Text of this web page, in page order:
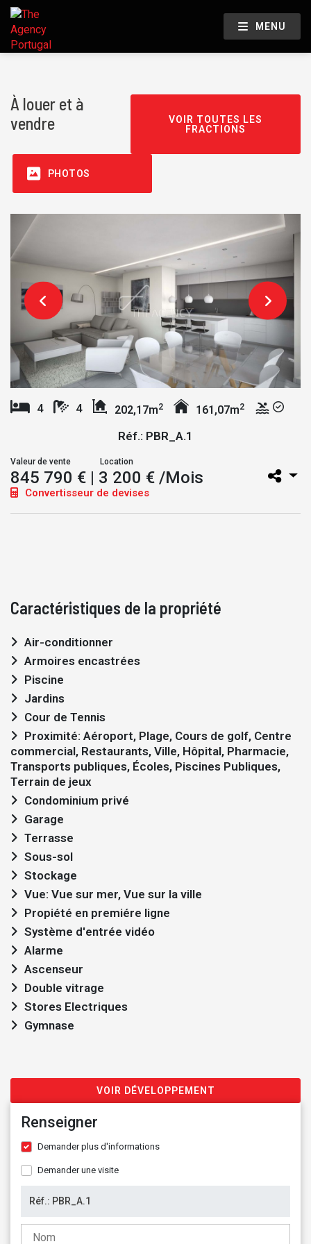
MENU
À louer et à
vendre
VOIR TOUTES LES
FRACTIONS
PHOTOS
4 4 202,17m2 161,07m2
Réf.: PBR_A.1
Valeur de vente
845 790 €
Location
| 3 200 € /Mois
Convertisseur de devises
Caractéristiques de la propriété
Air-conditionner
Armoires encastrées
Piscine
Jardins
Cour de Tennis
commercial, Restaurants, Ville, Hôpital, Pharmacie,
Transports publiques, Écoles, Piscines Publiques,
Terrain de jeux
Condominium privé
Garage
Terrasse
Sous-sol
Stockage
Vue: Vue sur mer, Vue sur la ville
Propiété en premiére ligne
Système d'entrée vidéo
Alarme
Ascenseur
Double vitrage
Stores Electriques
Gymnase
VOIR DÉVELOPPEMENT
Renseigner
Demander plus d'informations
Demander une visite